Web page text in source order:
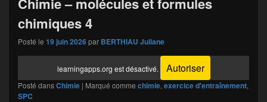
chimiques 4
Posté le 19 juin 2026par BERTHIAU Juliane
learningapps.org est désactivé. Autoriser
Posté dansChimie | Marqué comme chimie, exercice d'entraînement,
SPC